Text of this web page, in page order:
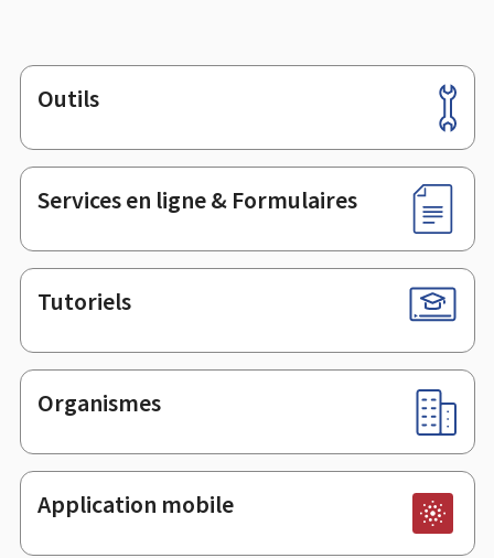
Pied
de
page
Outils
Services en ligne & Formulaires
Tutoriels
Organismes
Application mobile